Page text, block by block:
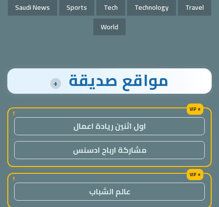
Saudi News
Sports Tech Technology
Travel
World
مواقع صديقة +
!
اول اثنين ريادة اعمال
مشاركة ارباح ادسنس
!
عالم الشباب